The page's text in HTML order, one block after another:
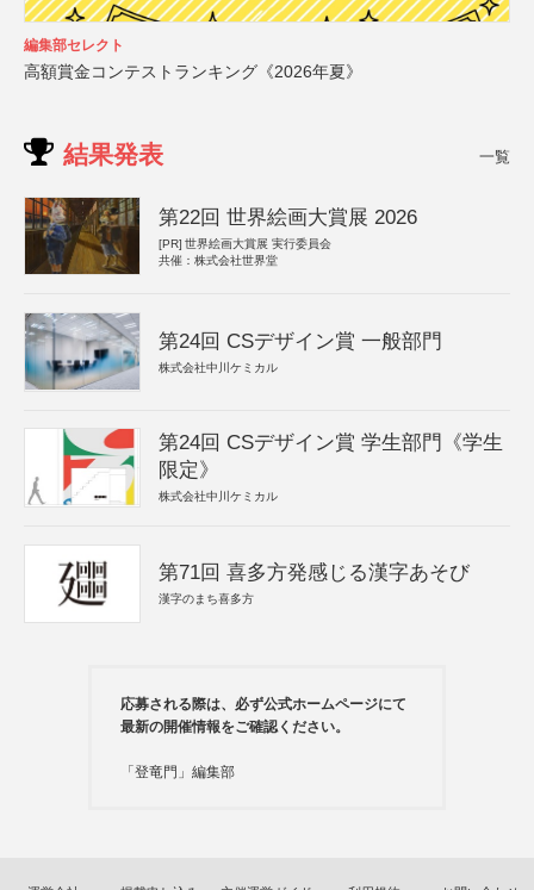
編集部セレクト
高額賞金コンテストランキング《2026年夏》
結果発表 一覧
第22回 世界絵画大賞展 2026
[PR] 世界絵画大賞展 実行委員会
共催：株式会社世界堂
第24回 CSデザイン賞 一般部門
株式会社中川ケミカル
第24回 CSデザイン賞 学生部門《学生
限定》
株式会社中川ケミカル
第71回 喜多方発感じる漢字あそび
漢字のまち喜多方
応募される際は、必ず公式ホームページにて
最新の開催情報をご確認ください。
「登竜門」編集部